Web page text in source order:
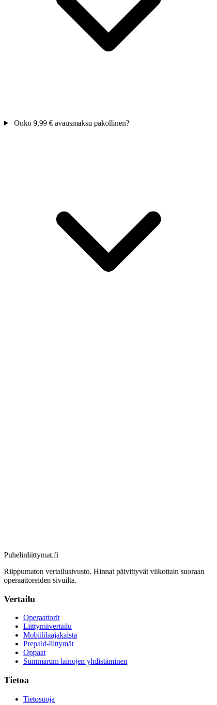
Onko 9,99 € avausmaksu pakollinen?
Puhelinliittymat.fi
Riippumaton vertailusivusto. Hinnat päivittyvät viikottain suoraan
operaattoreiden sivuilta.
Vertailu
Operaattorit
Liittymävertailu
Mobiililaajakaista
Prepaid-liittymät
Oppaat
Summarum lainojen yhdistäminen
Tietoa
Tietosuoja